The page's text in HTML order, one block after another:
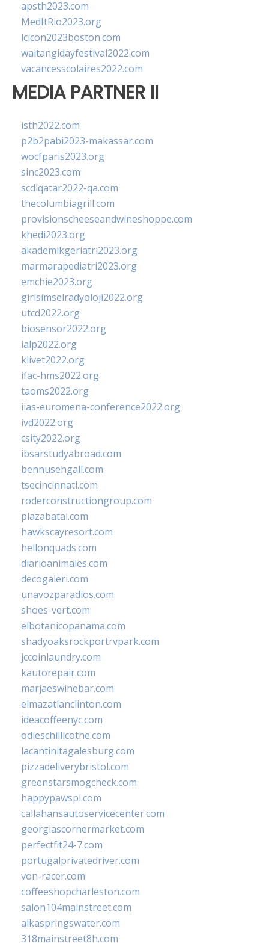
apsth2023.com
MedItRio2023.org
lcicon2023boston.com
waitangidayfestival2022.com
vacancesscolaires2022.com
MEDIA PARTNER II
isth2022.com
p2b2pabi2023-makassar.com
wocfparis2023.org
sinc2023.com
scdlqatar2022-qa.com
thecolumbiagrill.com
provisionscheeseandwineshoppe.com
khedi2023.org
akademikgeriatri2023.org
marmarapediatri2023.org
emchie2023.org
girisimselradyoloji2022.org
utcd2022.org
biosensor2022.org
ialp2022.org
klivet2022.org
ifac-hms2022.org
taoms2022.org
iias-euromena-conference2022.org
ivd2022.org
csity2022.org
ibsarstudyabroad.com
bennusehgall.com
tsecincinnati.com
roderconstructiongroup.com
plazabatai.com
hawkscayresort.com
hellonquads.com
diarioanimales.com
decogaleri.com
unavozparadios.com
shoes-vert.com
elbotanicopanama.com
shadyoaksrockportrvpark.com
jccoinlaundry.com
kautorepair.com
marjaeswinebar.com
elmazatlanclinton.com
ideacoffeenyc.com
odieschillicothe.com
lacantinitagalesburg.com
pizzadeliverybristol.com
greenstarsmogcheck.com
happypawspl.com
callahansautoservicecenter.com
georgiascornermarket.com
perfectfit24-7.com
portugalprivatedriver.com
von-racer.com
coffeeshopcharleston.com
salon104mainstreet.com
alkaspringswater.com
318mainstreet8h.com